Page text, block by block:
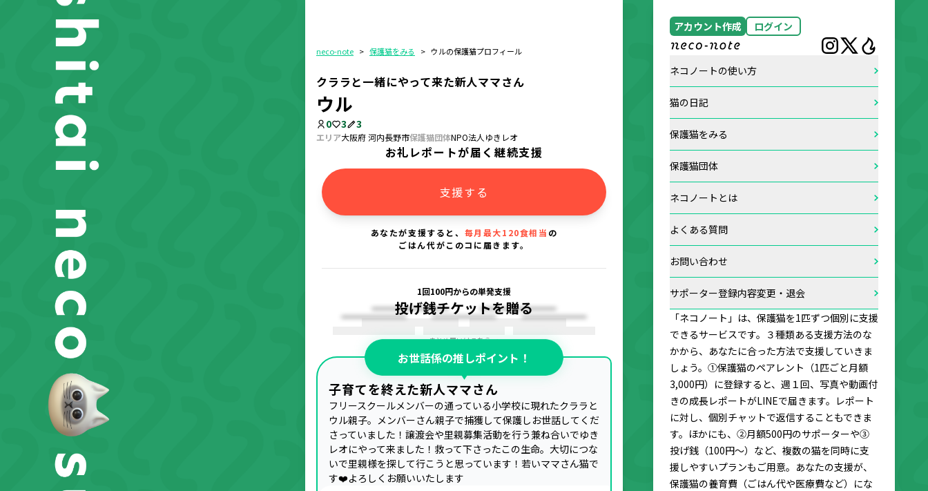
neco-note > 保護猫をみる > ウルの保護猫プロフィール
クララと一緒にやって来た新人ママさん
ウル
0 3 3
エリア大阪府 河内長野市保護猫団体NPO法人ゆきレオ
お礼レポートが届く継続支援
支援する
あなたが支援すると、 毎月最大120食相当 の
ごはん代がこのコに届きます。
1回100円からの単発支援
投げ銭チケットを贈る
まとめ買いはこちら →
お世話係の推しポイント！
子育てを終えた新人ママさん
フリースクールメンバーの通っている小学校に現れたクララと
ウル親子。メンバーさん親子で捕獲して保護しお世話してくだ
さっていました！譲渡会や里親募集活動を行う兼ね合いでゆき
レオにやって来ました！救って下さったこの生命。大切につな
いで里親様を探して行こうと思っています！若いママさん猫で
す❤️よろしくお願いいたします
アカウント作成 ログイン
ネコノートの使い方
猫の日記
保護猫をみる
保護猫団体
ネコノートとは
よくある質問
お問い合わせ
サポーター登録内容変更・退会
「ネコノート」は、保護猫を1匹ずつ個別に支援
できるサービスです。３種類ある支援方法のな
かから、あなたに合った方法で支援していきま
しょう。①保護猫のペアレント（1匹ごと月額
3,000円）に登録すると、週１回、写真や動画付
きの成長レポートがLINEで届きます。レポート
に対し、個別チャットで返信することもできま
す。ほかにも、②月額500円のサポーターや③
投げ銭（100円〜）など、複数の猫を同時に支
援しやすいプランもご用意。あなたの支援が、
保護猫の養育費（ごはん代や医療費など）にな